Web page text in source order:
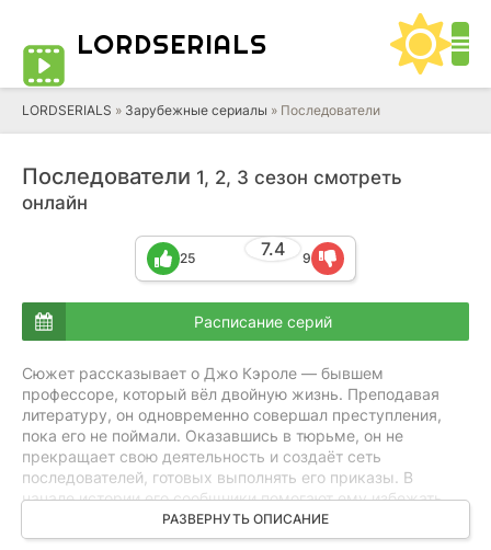
LORDSERIALS
LORDSERIALS » Зарубежные сериалы » Последователи
Последователи 1, 2, 3 сезон смотреть
онлайн
7.4
25 9
Расписание серий
Сюжет рассказывает о Джо Кэроле — бывшем
профессоре, который вёл двойную жизнь. Преподавая
литературу, он одновременно совершал преступления,
пока его не поймали. Оказавшись в тюрьме, он не
прекращает свою деятельность и создаёт сеть
последователей, готовых выполнять его приказы. В
начале истории его сообщники помогают ему избежать
казни и организуют побег. Чтобы остановить его, ФБР
привлекает Райана Харди — агента, который однажды
РАЗВЕРНУТЬ ОПИСАНИЕ